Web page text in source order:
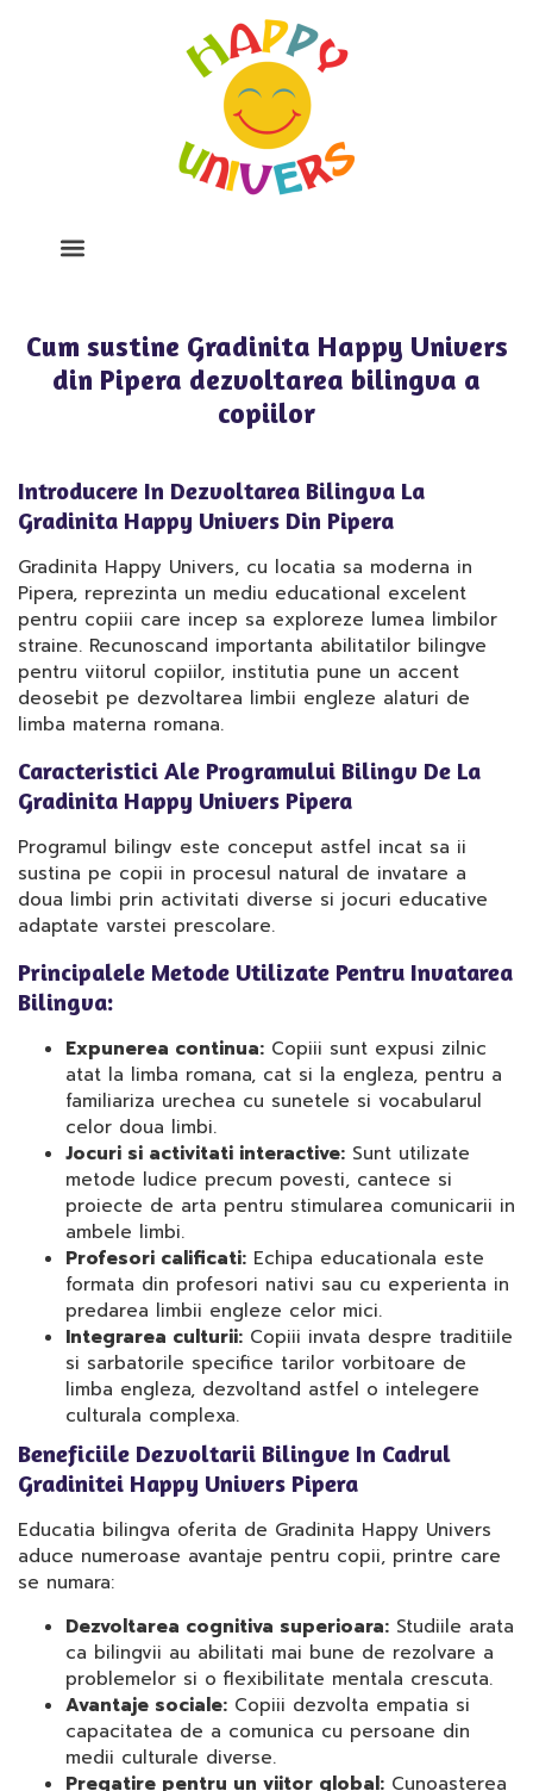
Cum sustine Gradinita Happy Univers
din Pipera dezvoltarea bilingva a
copiilor
Introducere In Dezvoltarea Bilingva La
Gradinita Happy Univers Din Pipera
Gradinita Happy Univers, cu locatia sa moderna in
Pipera, reprezinta un mediu educational excelent
pentru copiii care incep sa exploreze lumea limbilor
straine. Recunoscand importanta abilitatilor bilingve
pentru viitorul copiilor, institutia pune un accent
deosebit pe dezvoltarea limbii engleze alaturi de
limba materna romana.
Caracteristici Ale Programului Bilingv De La
Gradinita Happy Univers Pipera
Programul bilingv este conceput astfel incat sa ii
sustina pe copii in procesul natural de invatare a
doua limbi prin activitati diverse si jocuri educative
adaptate varstei prescolare.
Principalele Metode Utilizate Pentru Invatarea
Bilingva:
Expunerea continua: Copiii sunt expusi zilnic
atat la limba romana, cat si la engleza, pentru a
familiariza urechea cu sunetele si vocabularul
celor doua limbi.
Jocuri si activitati interactive: Sunt utilizate
metode ludice precum povesti, cantece si
proiecte de arta pentru stimularea comunicarii in
ambele limbi.
Profesori calificati: Echipa educationala este
formata din profesori nativi sau cu experienta in
predarea limbii engleze celor mici.
Integrarea culturii: Copiii invata despre traditiile
si sarbatorile specifice tarilor vorbitoare de
limba engleza, dezvoltand astfel o intelegere
culturala complexa.
Beneficiile Dezvoltarii Bilingve In Cadrul
Gradinitei Happy Univers Pipera
Educatia bilingva oferita de Gradinita Happy Univers
aduce numeroase avantaje pentru copii, printre care
se numara:
Dezvoltarea cognitiva superioara: Studiile arata
ca bilingvii au abilitati mai bune de rezolvare a
problemelor si o flexibilitate mentala crescuta.
Avantaje sociale: Copiii dezvolta empatia si
capacitatea de a comunica cu persoane din
medii culturale diverse.
Pregatire pentru un viitor global: Cunoasterea